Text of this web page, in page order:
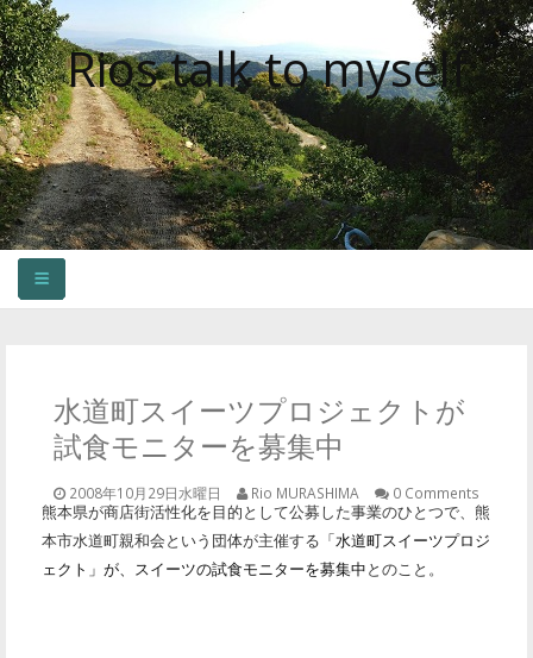
Rios talk to myself
OLDER CONTENTS
水道町スイーツプロジェクトが
試食モニターを募集中
2008年10月29日水曜日 Rio MURASHIMA 0 Comments
熊本県が商店街活性化を目的として公募した事業のひとつで、熊
本市水道町親和会という団体が主催する 「水道町スイーツプロジ
ェクト」が、スイーツの試食モニターを募集中とのこと。